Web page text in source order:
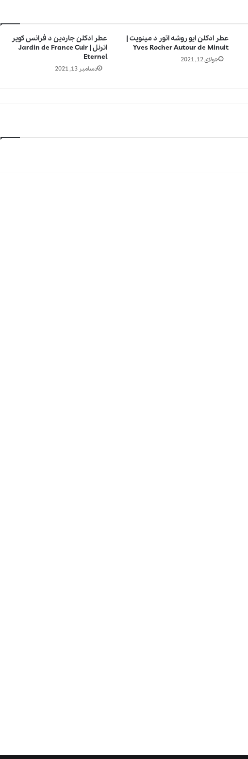
عطر ادکلن جاردین د فرانس کویر
اترنل | Jardin de France Cuir
Eternel
دسامبر 13, 2021
عطر ادکلن ایو روشه اتور د مینویت |
Yves Rocher Autour de Minuit
جولای 12, 2021